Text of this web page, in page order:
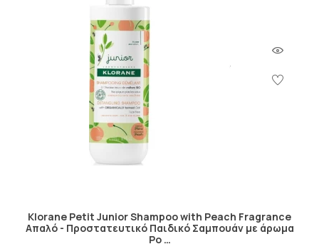
Klorane Petit Junior Shampoo with Peach Fragrance
Απαλό - Προστατευτικό Παιδικό Σαμπουάν με άρωμα
Ρο …